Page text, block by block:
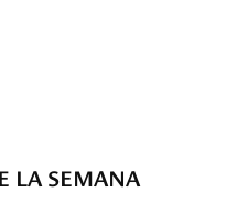
LA SEMANA